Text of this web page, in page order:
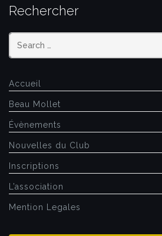
Rechercher
Accueil
Beau Mollet
Évènements
Nouvelles du Club
Inscriptions
L’association
Mention Legales